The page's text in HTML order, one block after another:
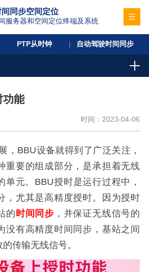
同步空间定位
服务器和空间定位终端及系统
PTP从时钟 自动驾驶时间同步
功能
时间：2023-04-06
，BBU设备就得到了广泛关注，
重要的组成部分，是承担着无线
单元。BBU授时是运行过程中，
，尤其是高精度授时。因为授时
的 时间同步 ，并保证无线信号的
没有高精度时间同步，基站之间
传输无线信号。